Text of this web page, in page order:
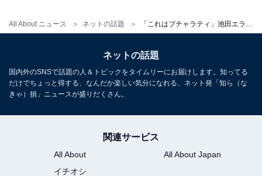
All About ニュース ネットの話題
ネットの話題
国内外のSNSで話題の人＆トピックをタイムリーにお届けします。知ってる
だけでちょっと得する、なんだか楽しい気分になれる、ネット発「知ら（な
きゃ）損」ニュースが盛りだくさん。
関連サービス
All About
All About Japan
イチオシ